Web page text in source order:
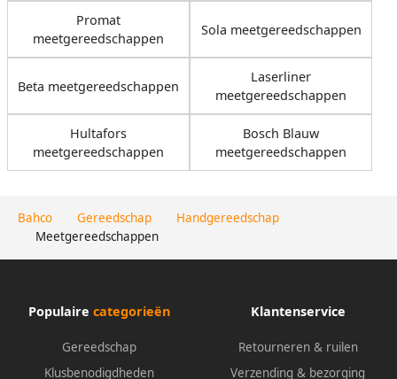
Bahco Gereedschap
Handgereedschap
Meetgereedschappen
Promat
meetgereedschappen
Sola meetgereedschappen
Beta meetgereedschappen
Laserliner
meetgereedschappen
Hultafors
meetgereedschappen
Bosch Blauw
meetgereedschappen
Populaire categorieën
Gereedschap
Klusbenodigdheden
Klantenservice
Retourneren & ruilen
Verzending & bezorging